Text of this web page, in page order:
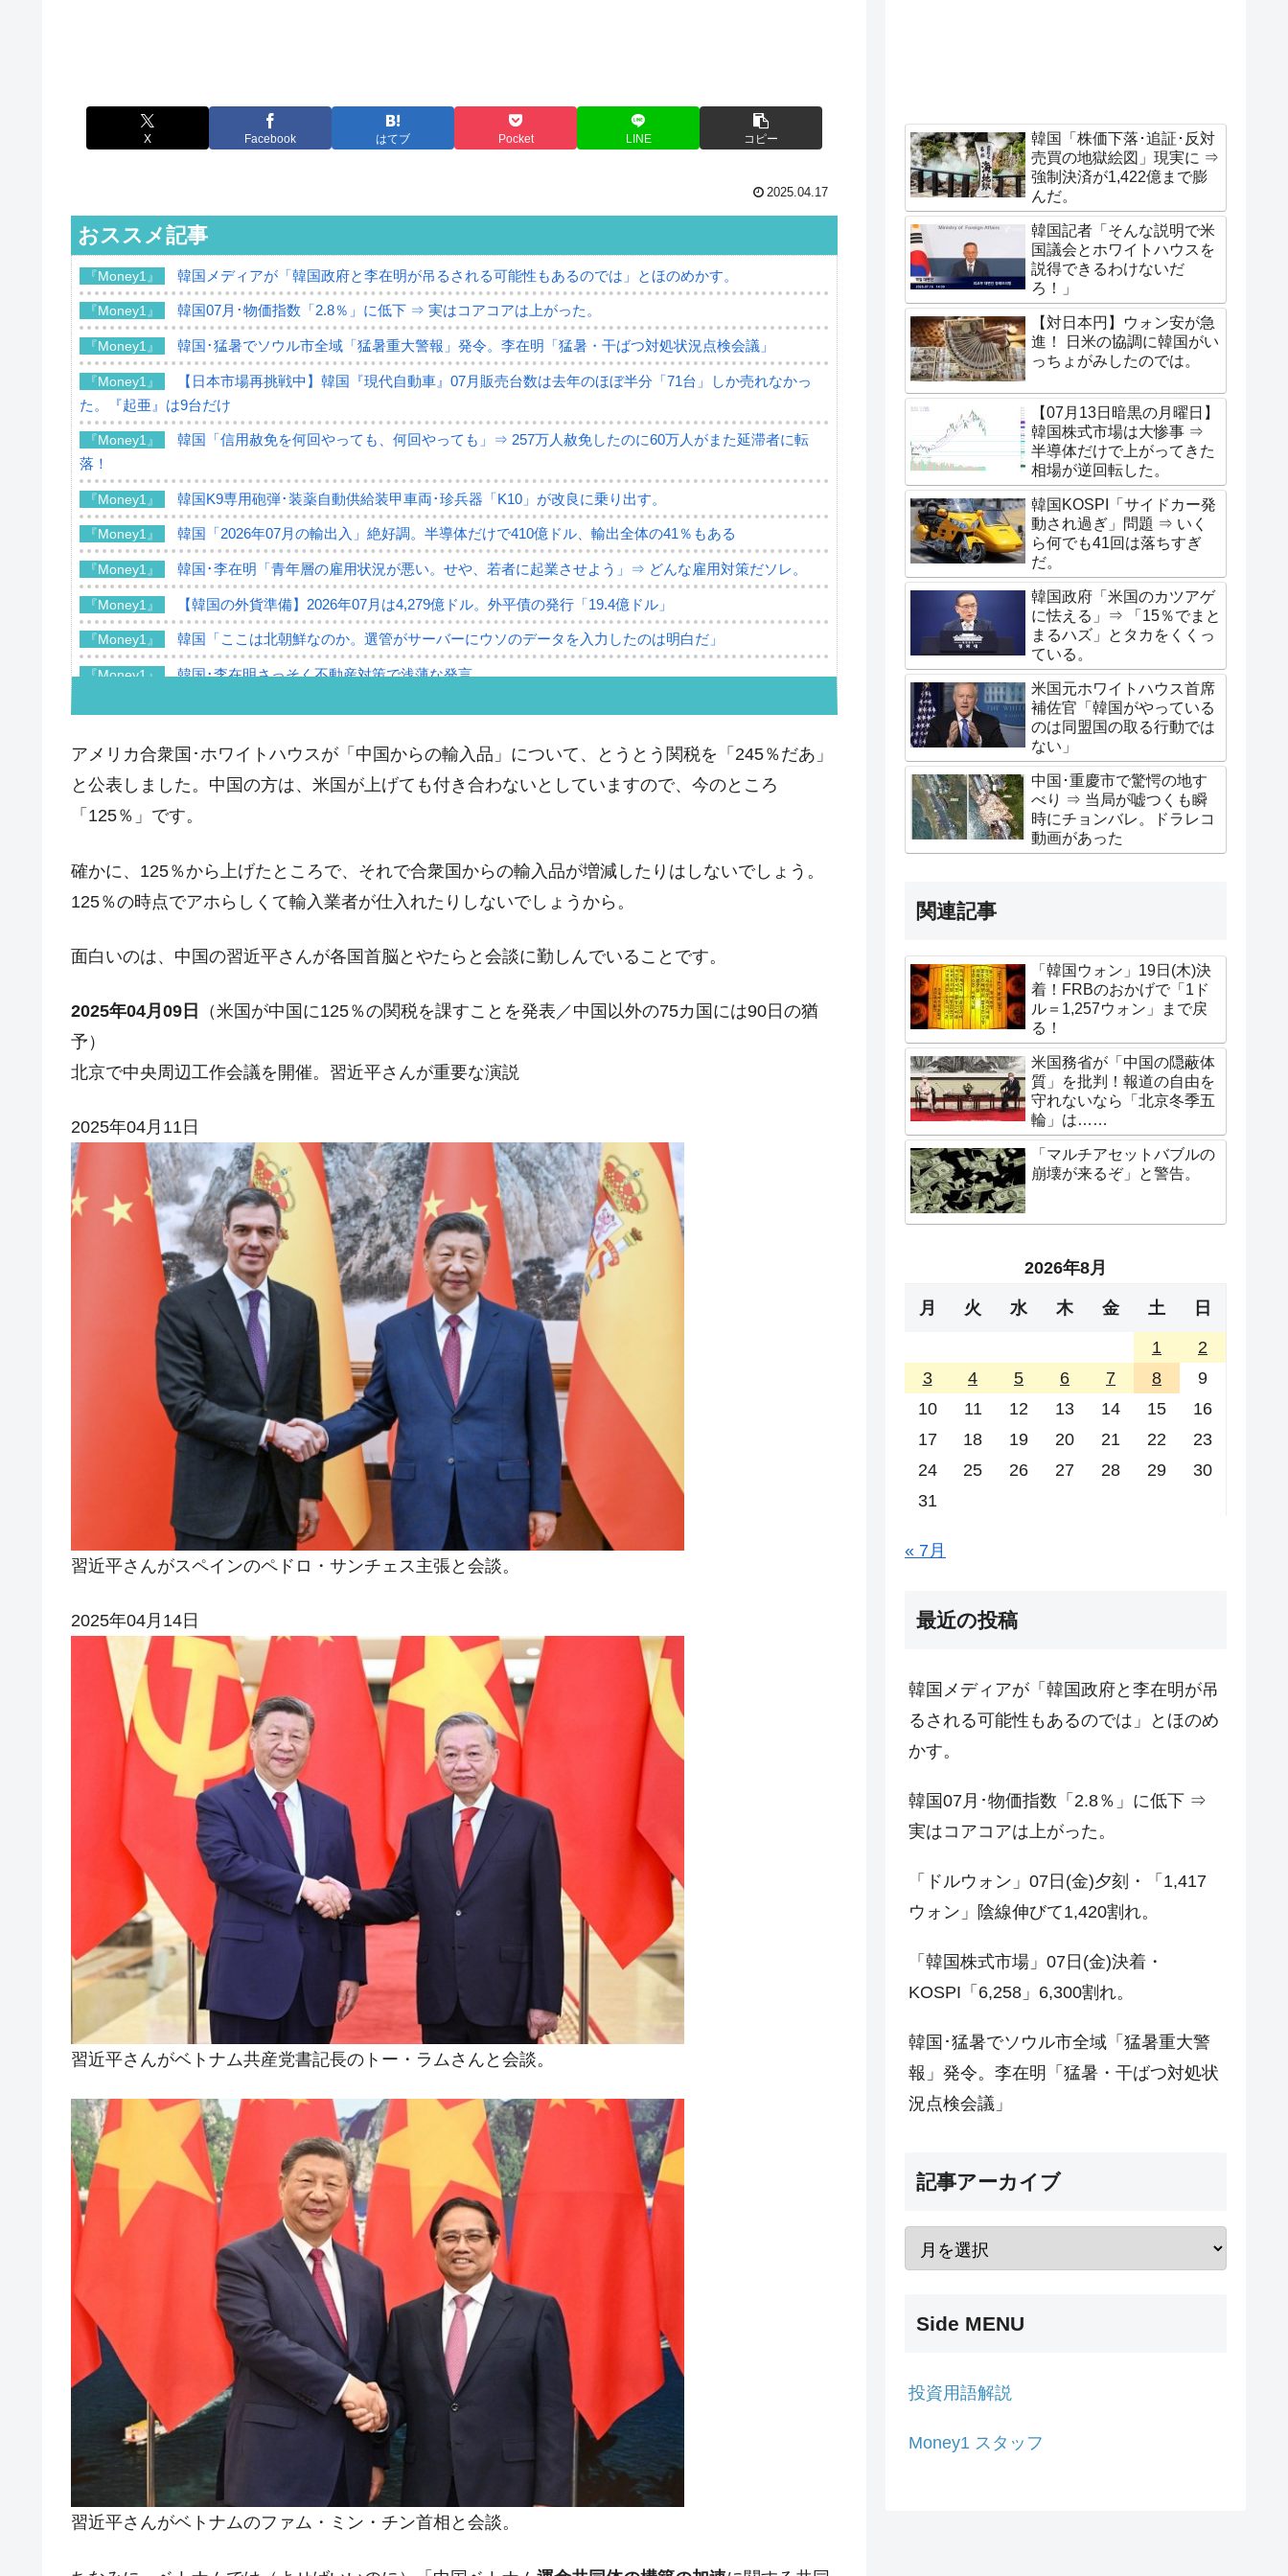
X Facebook はてブ Pocket LINE コピー
2025.04.17
おススメ記事
『Money1』 韓国メディアが「韓国政府と李在明が吊るされる可能性もあるのでは」とほのめかす。
『Money1』 韓国07月･物価指数「2.8％」に低下 ⇒ 実はコアコアは上がった。
『Money1』 韓国･猛暑でソウル市全域「猛暑重大警報」発令。李在明「猛暑・干ばつ対処状況点検会議」
『Money1』
【日本市場再挑戦中】韓国『現代自動車』07月販売台数は去年のほぼ半分「71台」しか売れなかっ
た。『起亜』は9台だけ
『Money1』
韓国「信用赦免を何回やっても、何回やっても」⇒ 257万人赦免したのに60万人がまた延滞者に転
落！
『Money1』 韓国K9専用砲弾･装薬自動供給装甲車両･珍兵器「K10」が改良に乗り出す。
『Money1』 韓国「2026年07月の輸出入」絶好調。半導体だけで410億ドル、輸出全体の41％もある
『Money1』 韓国･李在明「青年層の雇用状況が悪い。せや、若者に起業させよう」⇒ どんな雇用対策だソレ。
『Money1』 【韓国の外貨準備】2026年07月は4,279億ドル。外平債の発行「19.4億ドル」
『Money1』 韓国「ここは北朝鮮なのか。選管がサーバーにウソのデータを入力したのは明白だ」
『Money1』 韓国･李在明さっそく不動産対策で浅薄な発言。
『Money1』 『韓国銀行』が「金の保有量を増やします」⇒「金を経由するドル入手」手段ではないのか？
『Money1』 韓国･外為取引量「1日当たり1,214.4億ドル」まで拡大 ⇒ 海外資金の動きに強く左右される状態
『Money1』 韓国･帰ってきた李在明。李在明を支持しない「50.5％」に上昇
壟断
『Money1』 韓国･警察職員が「丸刈りになって抗議活動」
『Money1』 【米韓激突案件】韓国消費者院が『クーパン』1人当たり賠償10万ウォンを認定 ⇒ 総額3兆7,000億
『Money1』
『Money1』 韓国型イージス搭載の次世代駆逐艦「KDDX」1番艦、2032年竣工と公示
『Money1』 【対日本円】ウォン安が急進！ 日米の協調に韓国がいっちょがみしたのでは。
『Money1』
韓国政府『BYD』車への補助金を全廃 ⇒ 実は韓国で『BYD』車は売れている。6カ月で対前年同期比
『Money1』
在韓米国大使スティールが着韓！⇒ さっそく空港に詰めかけ「出て行け！」「極右勢力」のプラカー
ドを掲げる「在韓反米勢力」
韓国政府「2035年までに18.4GW規模のAIデータセンター整備」⇒ だから無理だってば。
『Money1』 JPモルガン「韓国レバレッジETFの清算はほぼ終わった」
『Money1』 韓国『国民年金公団』株価暴落で200兆蒸発。
『Money1』 韓国政府「ニセＫ-ブランドを通報しようキャンペーン」⇒ あの名物教授も登場！
韓国「橋が落ちました」⇒ 耐久性「なさすぎ」では。
韓国鉄鋼最大手『POSCO』ズブズブ沈む。営業利益80.2％も減少
米国下院「韓国の公務員個人をターゲットにぶん殴る法案」提出！⇒ クーパン問題は合衆国企業に対
する差別。許してはおかぬ
韓国ボンクラ政策室長･金容範、株価暴落に他人事のような発言。
『Money1』 韓国半導体『SKハイニックス』2026年2Qの業績「史上最高益」当期純利益は前年同期比13.4倍に。
『Money1』 韓国･加徳島新国際空港「またも暗礁」の危機 ⇒ 10.7兆では損が出るからできない。
『Money1』
【速報】韓国株式市場の暴落・本日07月29日(水)もサイドカー・サーキットブレイカーの二段コンボ
発動！
Fact1 日本の誇る海洋資源調査船『白嶺』は先進技術の塊！
夏の甲子園、優勝校を最も多く輩出している都道府県とは？
今話題の「楽天ライオンズ」とは？
奇跡の毛色「白毛馬」とは？
全て勝つといくら？ 競馬GI競走で勝利騎手がもらえる賞金とは？
平成仮面ライダーの意外すぎるモチーフとは？
発表から2日で大崩壊、鳴かず飛ばずに終わりそうなスーパーリーグとは？
Fact1 日本人マスターズ挑戦の歴史。松山以前に最高位だった選手とは？
Fact1 甲子園通算本塁打、最多の清原に次いで多く打っている意外な選手とは？
Fact1 セレクトセールの高額取引馬が稼いだ金額とは？
アメリカ合衆国･ホワイトハウスが「中国からの輸入品」について、とうとう関税を「245％だあ」
と公表しました。中国の方は、米国が上げても付き合わないとしていますので、今のところ
「125％」です。
確かに、125％から上げたところで、それで合衆国からの輸入品が増減したりはしないでしょう。
125％の時点でアホらしくて輸入業者が仕入れたりしないでしょうから。
面白いのは、中国の習近平さんが各国首脳とやたらと会談に勤しんでいることです。
2025年04月09日
（米国が中国に125％の関税を課すことを発表／中国以外の75カ国には90日の猶
予）
北京で中央周辺工作会議を開催。習近平さんが重要な演説
2025年04月11日
習近平さんがスペインのペドロ・サンチェス主張と会談。
2025年04月14日
習近平さんがベトナム共産党書記長のトー・ラムさんと会談。
習近平さんがベトナムのファム・ミン・チン首相と会談。
韓国「株価下落･追証･反対
売買の地獄絵図」現実に ⇒
強制決済が1,422億まで膨
んだ。
韓国記者「そんな説明で米
国議会とホワイトハウスを
説得できるわけないだ
ろ！」
【対日本円】ウォン安が急
進！ 日米の協調に韓国がい
っちょがみしたのでは。
【07月13日暗黒の月曜日】
韓国株式市場は大惨事 ⇒
半導体だけで上がってきた
相場が逆回転した。
韓国KOSPI「サイドカー発
動され過ぎ」問題 ⇒ いく
ら何でも41回は落ちすぎ
だ。
韓国政府「米国のカツアゲ
に怯える」⇒ 「15％でまと
まるハズ」とタカをくくっ
ている。
米国元ホワイトハウス首席
補佐官「韓国がやっている
のは同盟国の取る行動では
ない」
中国･重慶市で驚愕の地す
べり ⇒ 当局が嘘つくも瞬
時にチョンバレ。ドラレコ
動画があった
関連記事
「韓国ウォン」19日(木)決
着！FRBのおかげで「1ド
ル＝1,257ウォン」まで戻
る！
米国務省が「中国の隠蔽体
質」を批判！報道の自由を
守れないなら「北京冬季五
輪」は……
「マルチアセットバブルの
崩壊が来るぞ」と警告。
2026年8月
月 火 水 木 金 土 日
1
2
3
4 5 6 7 8
9
10
11 12 13 14 15
16
17
18 19 20 21 22
23
24
25 26 27 28 29
30
31
« 7月
最近の投稿
韓国メディアが「韓国政府と李在明が吊
るされる可能性もあるのでは」とほのめ
かす。
韓国07月･物価指数「2.8％」に低下 ⇒
実はコアコアは上がった。
「ドルウォン」07日(金)夕刻・「1,417
ウォン」陰線伸びて1,420割れ。
「韓国株式市場」07日(金)決着・
KOSPI「6,258」6,300割れ。
韓国･猛暑でソウル市全域「猛暑重大警
報」発令。李在明「猛暑・干ばつ対処状
況点検会議」
記事アーカイブ
Side MENU
投資用語解説
Money1 スタッフ